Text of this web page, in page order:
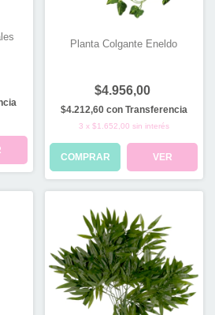
Planta Colgante Eneldo
$4.956,00
$4.212,60 con Transferencia
3 x $1.652,00 sin interés
COMPRAR VER